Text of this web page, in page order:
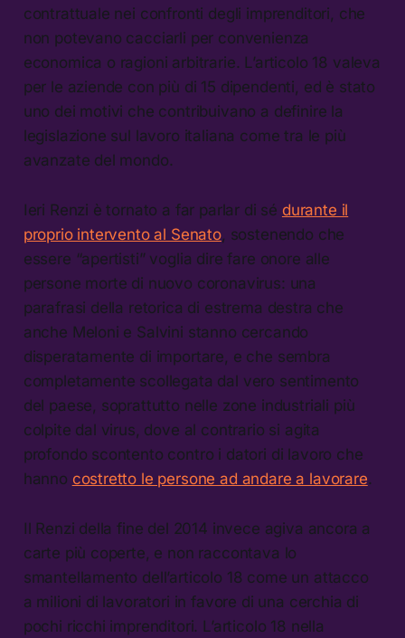
contrattuale nei confronti degli imprenditori, che
non potevano cacciarli per convenienza
economica o ragioni arbitrarie. L’articolo 18 valeva
per le aziende con più di 15 dipendenti, ed è stato
uno dei motivi che contribuivano a definire la
legislazione sul lavoro italiana come tra le più
avanzate del mondo.
Ieri Renzi è tornato a far parlar di sé durante il
proprio intervento al Senato, sostenendo che
essere “apertisti” voglia dire fare onore alle
persone morte di nuovo coronavirus: una
parafrasi della retorica di estrema destra che
anche Meloni e Salvini stanno cercando
disperatamente di importare, e che sembra
completamente scollegata dal vero sentimento
del paese, soprattutto nelle zone industriali più
colpite dal virus, dove al contrario si agita
profondo scontento contro i datori di lavoro che
hanno costretto le persone ad andare a lavorare.
Il Renzi della fine del 2014 invece agiva ancora a
carte più coperte, e non raccontava lo
smantellamento dell’articolo 18 come un attacco
a milioni di lavoratori in favore di una cerchia di
pochi ricchi imprenditori. L’articolo 18 nella